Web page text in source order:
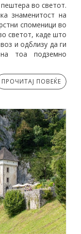
во светот.
знаменитост на
споменици во
светот, каде што
и одблизу да ги
на тоа подземно
ПРОЧИТАЈ ПОВЕЌЕ